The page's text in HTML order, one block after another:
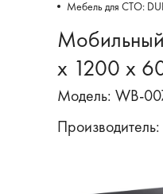
Мебель для СТО:
х 1200 х
Модель: WB-
Производитель: